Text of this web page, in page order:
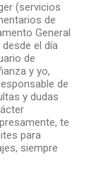
(servicios
de
General
el día
de
y yo,
de
y dudas
te
para
siempre